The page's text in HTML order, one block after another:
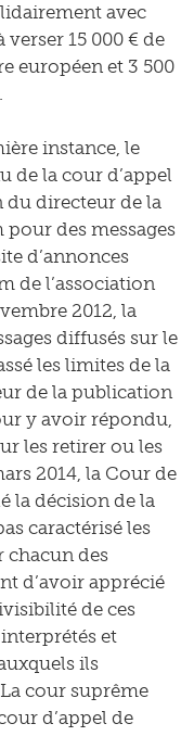
avec
verser 15 000 € de
européen et 3 500
instance, le
de la cour d’appel
directeur de la
des messages
d’annonces
de l’association
2012, la
diffusés sur le
les limites de la
de la publication
y avoir répondu,
les retirer ou les
2014, la Cour de
la décision de la
caractérisé les
chacun des
d’avoir apprécié
de ces
et
ils
cour suprême
d’appel de